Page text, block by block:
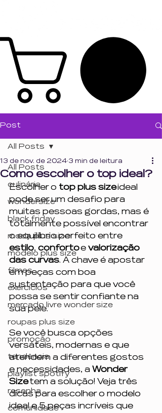
Post
All Posts
culinária
wondersize
black friday
moda plus size
modelo plus size
filmes
exercícios
mercado livre wonder size
roupas plus size
promoção
tendência
playlist spotify
resenha
comunidade
All Posts
Como escolher o top ideal?
13 de nov. de 2024 3 min de leitura
Escolher o top plus size ideal
pode ser um desafio para
muitas pessoas gordas, mas é
totalmente possível encontrar
o equilíbrio perfeito entre
estilo, conforto e valorização
das curvas. A chave é apostar
em peças com boa
sustentação para que você
possa se sentir confiante na
sua pele.
Se você busca opções
versáteis, modernas e que
atendem a diferentes gostos
e necessidades, a Wonder
Size tem a solução! Veja três
dicas para escolher o modelo
ideal e 5 peças incríveis que